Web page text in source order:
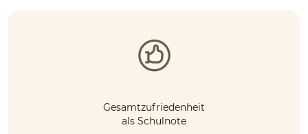
Gesamtzufriedenheit
als Schulnote